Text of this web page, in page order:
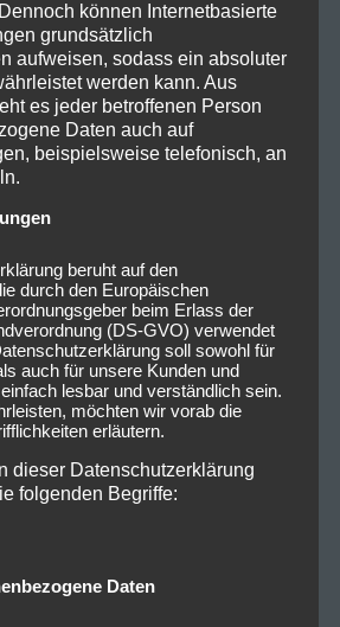
können Internetbasierte
grundsätzlich
aufweisen, sodass ein absoluter
werden kann. Aus
es jeder betroffenen Person
Daten auch auf
beispielsweise telefonisch, an
beruht auf den
durch den Europäischen
beim Erlass der
(DS-GVO) verwendet
soll sowohl für
auch für unsere Kunden und
lesbar und verständlich sein.
möchten wir vorab die
erläutern.
dieser Datenschutzerklärung
folgenden Begriffe:
Daten